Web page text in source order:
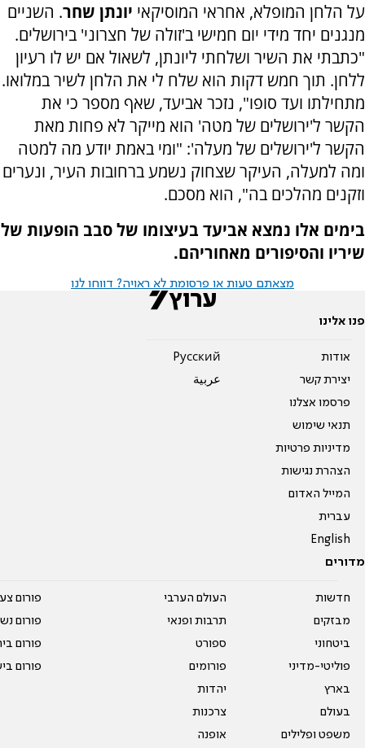
על הלחן המופלא, אחראי המוסיקאי יונתן שחר. השניים
מנגנים יחד מידי יום חמישי ב'זולה של חצרוני' בירושלים.
"כתבתי את השיר ושלחתי ליונתן, לשאול אם יש לו רעיון
ללחן. תוך חמש דקות הוא שלח לי את הלחן לשיר במלואו.
מתחילתו ועד סופו", נזכר אביעד, שאף מספר כי את
הקשר ל'ירושלים של מטה' הוא מייקר לא פחות מאת
הקשר ל'ירושלים של מעלה': "ומי באמת יודע מה למטה
ומה למעלה, העיקר שצחוק נשמע ברחובות העיר, ונערים
וזקנים מהלכים בה", הוא מסכם.
בימים אלו נמצא אביעד בעיצומו של סבב הופעות של
שיריו והסיפורים מאחוריהם.
מצאתם טעות או פרסומת לא ראויה? דווחו לנו
פנו אלינו
אודות
יצירת קשר
פרסמו אצלנו
תנאי שימוש
מדיניות פרטיות
הצהרת נגישות
המייל האדום
עברית
English
Pусский
عربية
מדורים
חדשות
מבזקים
ביטחוני
פוליטי-מדיני
בארץ
בעולם
משפט ופלילים
העולם הערבי
תרבות ופנאי
ספורט
פורומים
יהדות
צרכנות
אופנה
פורום
פורום
פורום
פורום